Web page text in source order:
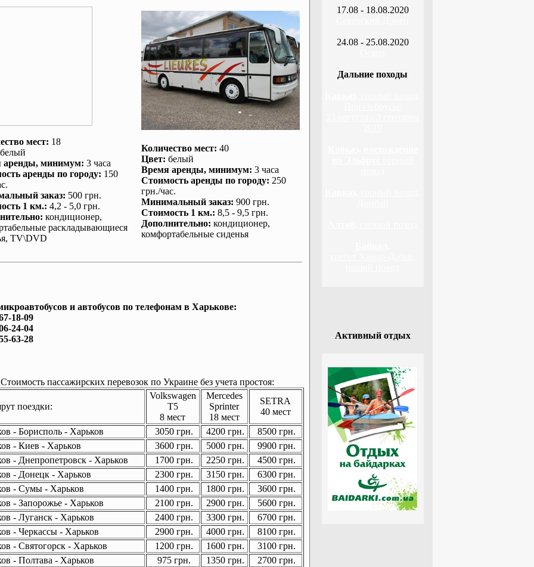
мест: 18
белый
аренды, минимум: 3 часа
аренды по городу: 150
заказ: 500 грн.
1 км.: 4,2 - 5,0 грн.
: кондиционер,
раскладывающиеся
TV\DVD
Количество мест: 40
Цвет: белый
Время аренды, минимум: 3 часа
Стоимость аренды по городу: 250
грн./час.
Минимальный заказ: 900 грн.
Стоимость 1 км.: 8,5 - 9,5 грн.
Дополнительно: кондиционер,
комфортабельные сиденья
и автобусов по телефонам в Харькове:
18-09
24-04
63-28
Стоимость пассажирских перевозок по Украине без учета простоя:
поездки:
Volkswagen
T5
8 мест
Mercedes
Sprinter
18 мест
SETRA
40 мест
- Борисполь - Харьков
3050 грн. 4200 грн.
8500 грн.
- Киев - Харьков
3600 грн. 5000 грн.
9900 грн.
- Днепропетровск - Харьков
1700 грн. 2250 грн.
4500 грн.
- Донецк - Харьков
2300 грн. 3150 грн.
6300 грн.
- Сумы - Харьков
1400 грн. 1800 грн.
3600 грн.
- Запорожье - Харьков
2100 грн. 2900 грн.
5600 грн.
- Луганск - Харьков
2400 грн. 3300 грн.
6700 грн.
- Черкассы - Харьков
2900 грн. 4000 грн.
8100 грн.
- Святогорск - Харьков
1200 грн. 1600 грн.
3100 грн.
- Полтава - Харьков
975 грн. 1350 грн.
2700 грн.
17.08 - 18.08.2020
24.08 - 25.08.2020
Дальние походы
Активный отдых